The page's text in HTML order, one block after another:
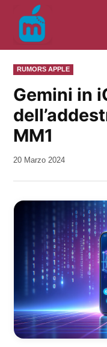
contenuto
PUBBLICATO
IN
RUMORS APPLE
Gemini in
MM1
da
20 Marzo 2024